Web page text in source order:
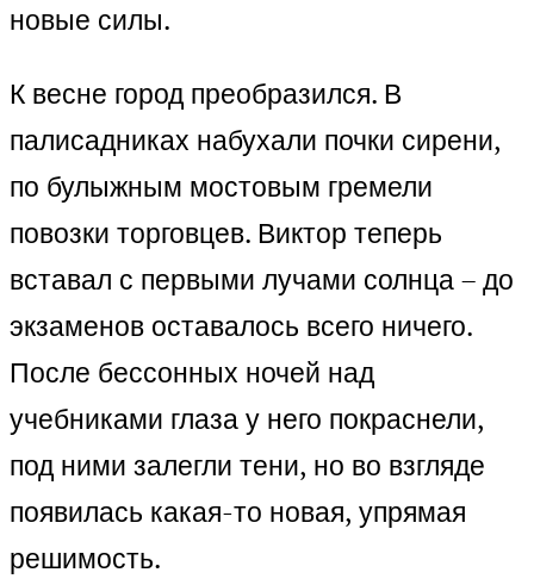
новые силы.
К весне город преобразился. В
палисадниках набухали почки сирени,
по булыжным мостовым гремели
повозки торговцев. Виктор теперь
вставал с первыми лучами солнца – до
экзаменов оставалось всего ничего.
После бессонных ночей над
учебниками глаза у него покраснели,
под ними залегли тени, но во взгляде
появилась какая-то новая, упрямая
решимость.